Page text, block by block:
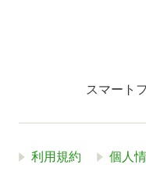
スマート
利用規約 個人